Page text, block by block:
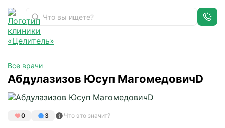
Все врачи
Абдулазизов Юсуп МагомедовичD
0 3 Что это значит?